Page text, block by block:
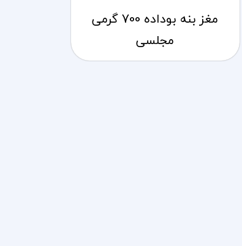
مغز بنه بوداده 700 گرمی
مجلسی